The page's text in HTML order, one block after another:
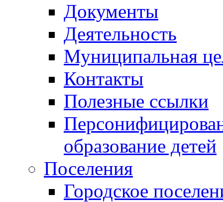
Документы
Деятельность
Муниципальная
Контакты
Полезные ссылки
образование детей
Поселения
Городское